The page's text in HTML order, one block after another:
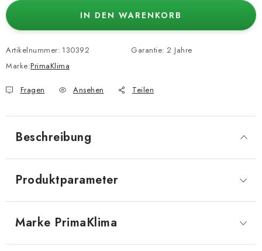
IN DEN WARENKORB
Artikelnummer: 130392
Marke:PrimaKlima
Garantie: 2 Jahre
Fragen Ansehen Teilen
Beschreibung
Produktparameter
Marke PrimaKlima